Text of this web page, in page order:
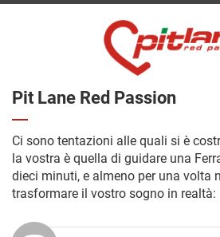
Pit Lane Red Passion
Ci sono tentazioni alle quali si è
la vostra è quella di guidare una
dieci minuti, e almeno per una volta
trasformare il vostro sogno in realtà: